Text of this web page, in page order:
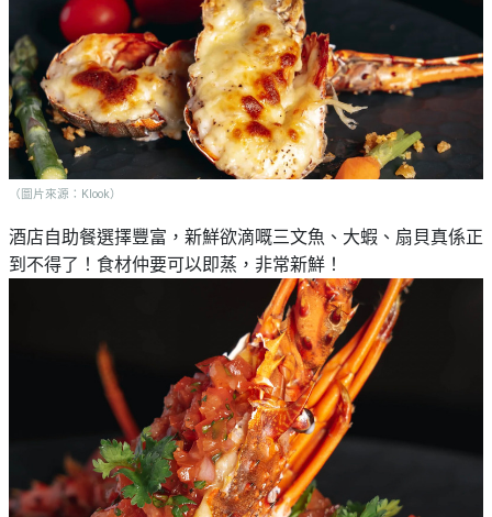
（圖片來源：Klook）
酒店自助餐選擇豐富，新鮮欲滴嘅三文魚、大蝦、扇貝真係正
到不得了！食材仲要可以即蒸，非常新鮮！